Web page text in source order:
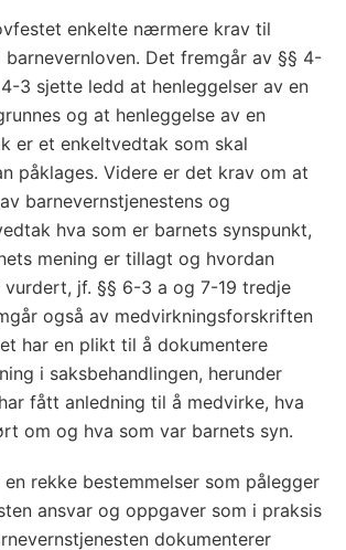
enkelte nærmere krav til
Det fremgår av §§ 4-
3 sjette ledd at henleggelser av en
og at henleggelse av en
er et enkeltvedtak som skal
påklages. Videre er det krav om at
barnevernstjenestens og
hva som er barnets synspunkt,
mening er tillagt og hvordan
vurdert, jf. §§ 6-3 a og 7-19 tredje
også av medvirkningsforskriften
har en plikt til å dokumentere
i saksbehandlingen, herunder
fått anledning til å medvirke, hva
om og hva som var barnets syn.
rekke bestemmelser som pålegger
ansvar og oppgaver som i praksis
dokumenterer